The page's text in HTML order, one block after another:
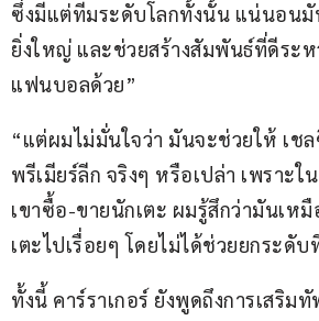
ซึ่งมีแต่ทีมระดับโลกทั้งนั้น แน่นอนมั
ยิ่งใหญ่ และช่วยสร้างสัมพันธ์ที่ดีระห
แฟนบอลด้วย”
“แต่ผมไม่มั่นใจว่า มันจะช่วยให้ เช
พรีเมียร์ลีก จริงๆ หรือเปล่า เพราะใ
เขาซื้อ-ขายนักเตะ ผมรู้สึกว่ามันเห
เตะไปเรื่อยๆ โดยไม่ได้ช่วยยกระดับ
ทั้งนี้ คาร์ราเกอร์ ยังพูดถึงการเสริม